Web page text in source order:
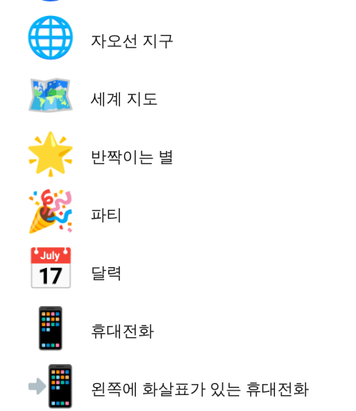
🌐 자오선 지구
🗺️ 세계 지도
🌟 반짝이는 별
🎉 파티
📅 달력
📱 휴대전화
📲 왼쪽에 화살표가 있는 휴대전화